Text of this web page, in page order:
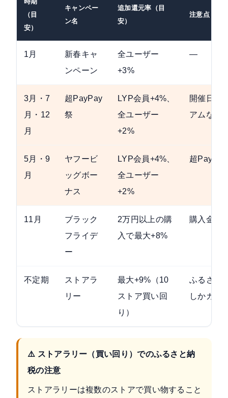
（目
安）
キャンペー
ン名
追加還元率（目
安）
注意点
1月
新春キャ
ンペーン
全ユーザー
+3%
—
3月・7
月・12
月
超PayPay
祭
LYP会員+4%、
全ユーザー
+2%
開催日に
アムな日
5月・9
月
ヤフービ
ッグボー
ナス
LYP会員+4%、
全ユーザー
+2%
超
11月
ブラック
フライデ
ー
2万円以上の購
入で最大+8%
購入金額
不定期
ストアラ
リー
最大+9%（10
ストア買い回
り）
ふるさと
しかカウ
⚠️ ストアラリー（買い回り）でのふるさと納
税の注意
ストアラリーは複数のストアで買い物すること